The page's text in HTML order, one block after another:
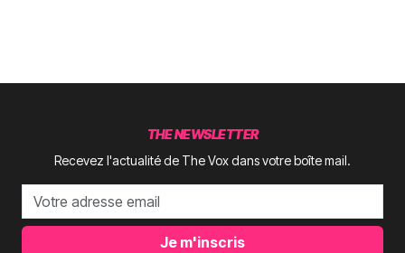
THE NEWSLETTER
Recevez l'actualité de The Vox dans votre boîte mail.
Je m'inscris